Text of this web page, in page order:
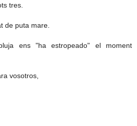
tres.
de puta mare.
ens "ha estropeado" el moment
vosotros,